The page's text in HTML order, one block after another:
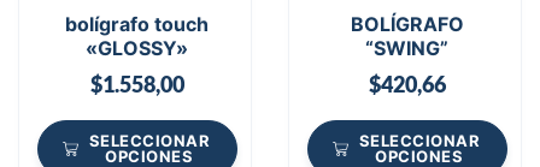
bolígrafo touch
«GLOSSY»
$1.558,00
SELECCIONAR
OPCIONES
BOLÍGRAFO
“SWING”
$420,66
SELECCIONAR
OPCIONES